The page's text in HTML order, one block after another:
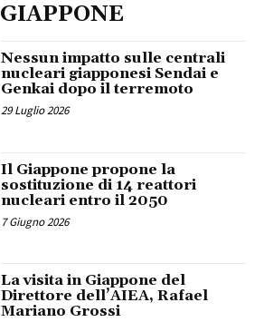
GIAPPONE
Nessun impatto sulle centrali
nucleari giapponesi Sendai e
Genkai dopo il terremoto
29 Luglio 2026
Il Giappone propone la
sostituzione di 14 reattori
nucleari entro il 2050
7 Giugno 2026
La visita in Giappone del
Direttore dell’AIEA, Rafael
Mariano Grossi